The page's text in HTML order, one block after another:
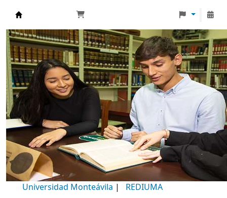
Biblioteca Universidad Monteávila
Universidad Monteávila | REDIUMA